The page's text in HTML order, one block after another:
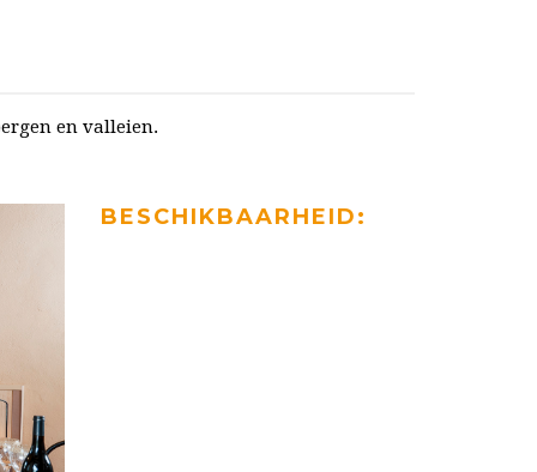
en valleien.
BESCHIKBAARHEID: